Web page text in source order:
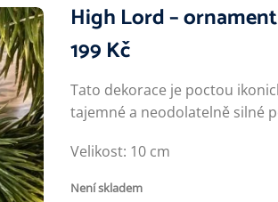
High Lord – ornament
199 Kč
Tato dekorace je poctou
tajemné a neodolatelně silné
Velikost: 10 cm
Není skladem